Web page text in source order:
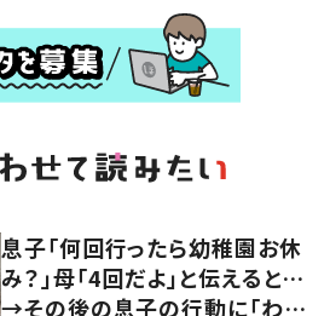
息子「何回行ったら幼稚園お休
み？」母「4回だよ」と伝えると…
→その後の息子の行動に「わか